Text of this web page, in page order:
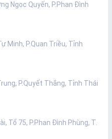
Ngọc Quyến, P.Phan Đình
Minh, P.Quan Triều, Tỉnh
P.Quyết Thắng, Tỉnh Thái
Tổ 75, P.Phan Đình Phùng, T.